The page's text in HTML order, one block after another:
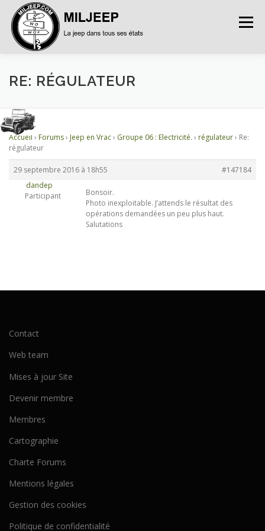
Menu
ACCUEIL ARTICLES PETITES ANNONCES
ALBUMS
DOCUMENTATIONS
RE: RÉGULATEUR
Accueil › Forums› Jeep en Vrac› Groupe 06 : Electricité. › régulateur› Re:
régulateur
29 septembre 2016 à 18h55
#147184
dandep
Participant
Bonsoir.
Photo inexploitable. J’attends le résultat des
opérations demandées un peu plus haut.
Salutations
Contact
Web team
Mises à jour Site
Devenir membre
Membres
Cartographie
Charte Forums
Mentions légales
Gestion des cookies
Politique de confidentialité